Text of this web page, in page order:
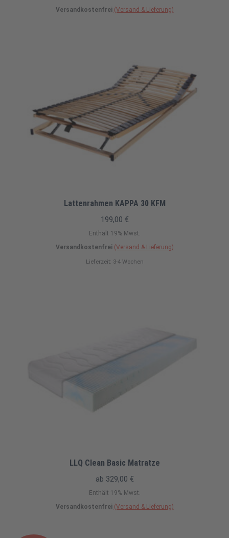
Versandkostenfrei (Versand & Lieferung)
Lattenrahmen KAPPA 30 KFM
199,00 €
Enthält 19% Mwst.
Versandkostenfrei (Versand & Lieferung)
Lieferzeit: 3-4 Wochen
LLQ Clean Basic Matratze
ab 329,00 €
Enthält 19% Mwst.
Versandkostenfrei (Versand & Lieferung)